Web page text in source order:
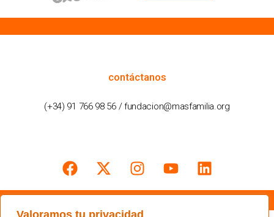
Valoramos tu privacidad
contáctanos
(+34) 91 766 98 56 / fundacion@masfamilia.org